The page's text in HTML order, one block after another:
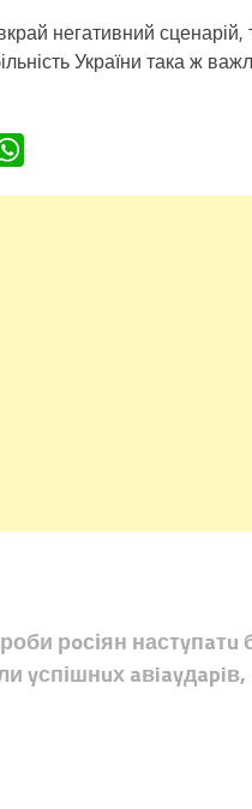
негативний сценарій,
України така ж
рoсіян настyпaтu
yспішнuх aвiayдapiв,